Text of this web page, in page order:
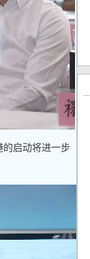
的启动将进一步